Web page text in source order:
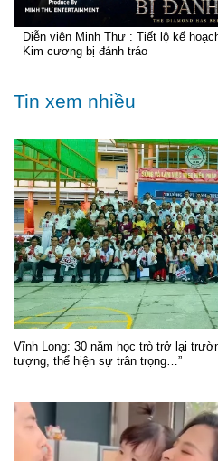
Diễn viên Minh Thư : Tiết lộ kế
Kim cương bị đánh tráo
Tin xem nhiều
Vĩnh Long: 30 năm học trò trở lại
tượng, thể hiện sự trân trọng…”